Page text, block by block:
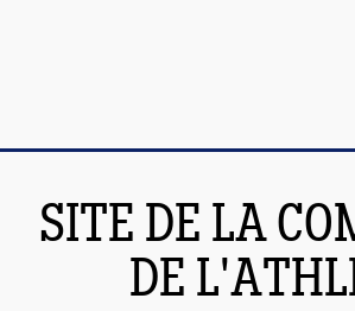
SITE DE LA
DE